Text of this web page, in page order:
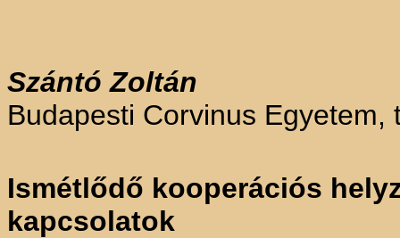
Szántó Zoltán
Budapesti Corvinus
Ismétlődő kooperációs
kapcsolatok